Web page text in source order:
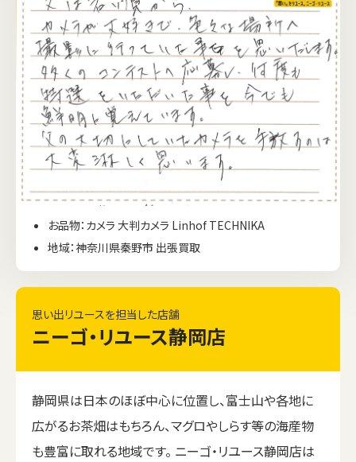
お品物：カメラ 大判カメラ Linhof TECHNIKA
地域：神奈川県秦野市 出張買取
思い出リユースを担当した店舗
ニーゴ・リユース静岡店
静岡県は日本のほぼ中心に位置し、富士山や各地に
広がるお茶畑はもちろん、マグロやしらす等の海産物
も豊富に取れる地域です。 ニーゴ・リユース静岡店は